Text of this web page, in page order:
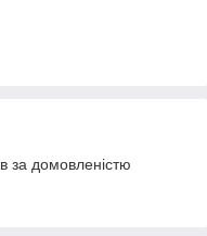
за домовленістю